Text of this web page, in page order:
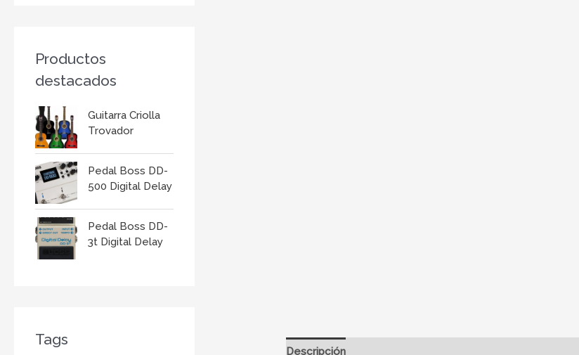
Productos
destacados
Guitarra Criolla
Trovador
Pedal Boss DD-
500 Digital Delay
Pedal Boss DD-
3t Digital Delay
Tags
Descripción